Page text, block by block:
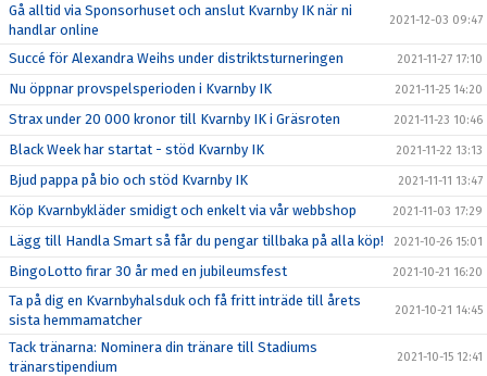
Gå alltid via Sponsorhuset och anslut Kvarnby IK när ni
handlar online
2021-12-03 09:47
Succé för Alexandra Weihs under distriktsturneringen 2021-11-27 17:10
Nu öppnar provspelsperioden i Kvarnby IK 2021-11-25 14:20
Strax under 20 000 kronor till Kvarnby IK i Gräsroten 2021-11-23 10:46
Black Week har startat - stöd Kvarnby IK 2021-11-22 13:13
Bjud pappa på bio och stöd Kvarnby IK 2021-11-11 13:47
Köp Kvarnbykläder smidigt och enkelt via vår webbshop 2021-11-03 17:29
Lägg till Handla Smart så får du pengar tillbaka på alla köp! 2021-10-26 15:01
BingoLotto firar 30 år med en jubileumsfest 2021-10-21 16:20
Ta på dig en Kvarnbyhalsduk och få fritt inträde till årets
sista hemmamatcher
2021-10-21 14:45
Tack tränarna: Nominera din tränare till Stadiums
tränarstipendium
2021-10-15 12:41